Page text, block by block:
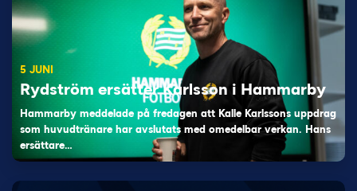
5 JUNI
Rydström ersätter Karlsson i Hammarby
Hammarby meddelade på fredagen att Kalle Karlssons uppdrag
som huvudtränare har avslutats med omedelbar verkan. Hans
ersättare…